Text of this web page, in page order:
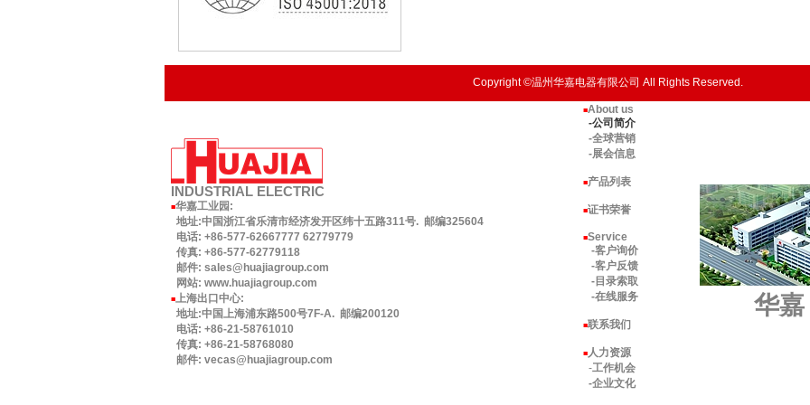
Copyright ©温州华嘉电器有限公司 All Rights Reserved.
INDUSTRIAL ELECTRIC
■华嘉工业园 :
地址:中国浙江省乐清市经济发开区纬十五路311号. 邮编325604
电话: +86-577-62667777 62779779
传真: +86-577-62779118
邮件: sales@huajiagroup.com
网站: www.huajiagroup.com
■上海出口中心:
地址:中国上海浦东路500号7F-A. 邮编200120
电话: +86-21-58761010
传真: +86-21-58768080
邮件: vecas@huajiagroup.com
■About us
-公司简介
-全球营销
-展会信息
■产品列表
■证书荣誉
■Service
-客户询价
-客户反馈
-目录索取
-在线服务
■联系我们
■人力资源
-工作机会
-企业文化
华嘉